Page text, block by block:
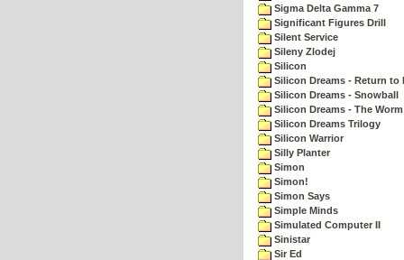
Sigma Delta Gamma 7
Significant Figures Drill
Silent Service
Sileny Zlodej
Silicon
Silicon Dreams - Return to
Silicon Dreams - Snowball
Silicon Dreams - The
Silicon Dreams Trilogy
Silicon Warrior
Silly Planter
Simon
Simon!
Simon Says
Simple Minds
Simulated Computer II
Sinistar
Sir Ed